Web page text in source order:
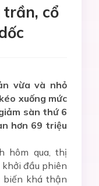
cổ
vừa và nhỏ
xuống mức
sàn thứ 6
hơn 69 triệu
hôm qua, thị
đầu phiên
biến khá thận